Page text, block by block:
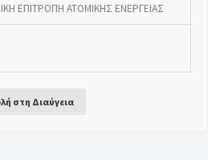
ΕΠΙΤΡΟΠΗ ΑΤΟΜΙΚΗΣ ΕΝΕΡΓΕΙΑΣ
στη Διαύγεια